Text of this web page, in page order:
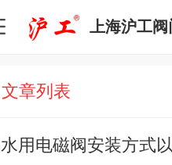
上海沪工阀
文章列表
水用电磁阀安装方式